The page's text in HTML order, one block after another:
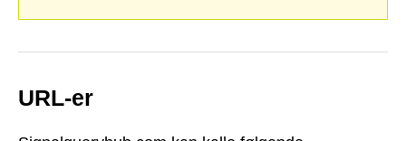
URL-er